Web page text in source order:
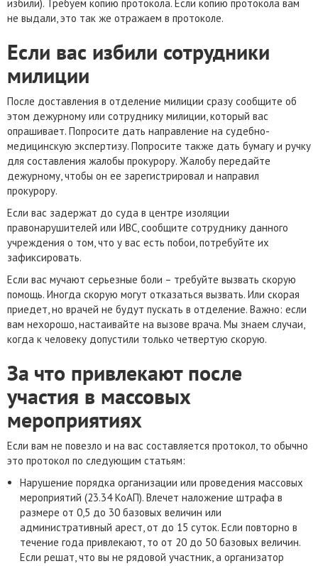
избили). Требуем копию протокола. Если копию протокола вам
не выдали, это так же отражаем в протоколе.
Если вас избили сотрудники
милиции
После доставления в отделение милиции сразу сообщите об
этом дежурному или сотруднику милиции, который вас
опрашивает. Попросите дать направление на судебно-
медицинскую экспертизу. Попросите также дать бумагу и ручку
для составления жалобы прокурору. Жалобу передайте
дежурному, чтобы он ее зарегистрировал и направил
прокурору.
Если вас задержат до суда в центре изоляции
правонарушителей или ИВС, сообщите сотруднику данного
учреждения о том, что у вас есть побои, потребуйте их
зафиксировать.
Если вас мучают серьезные боли – требуйте вызвать скорую
помощь. Иногда скорую могут отказаться вызвать. Или скорая
приедет, но врачей не будут пускать в отделение. Важно: если
вам нехорошо, настаивайте на вызове врача. Мы знаем случаи,
когда к человеку допустили только четвертую скорую.
За что привлекают после
участия в массовых
мероприятиях
Если вам не повезло и на вас составляется протокол, то обычно
это протокол по следующим статьям:
Нарушение порядка организации или проведения массовых
мероприятий (23.34 КоАП). Влечет наложение штрафа в
размере от 0,5 до 30 базовых величин или
административный арест, от до 15 суток. Если повторно в
течение года привлекают, то от 20 до 50 базовых величин.
Если решат, что вы не рядовой участник, а организатор